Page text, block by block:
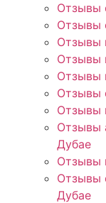
Отзывы
Отзывы
Отзывы
Отзывы
Отзывы
Отзывы
Отзывы
Отзывы
Дубае
Отзывы
Отзывы
Дубае